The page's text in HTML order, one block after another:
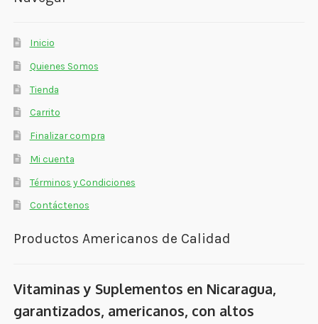
Inicio
Quienes Somos
Tienda
Carrito
Finalizar compra
Mi cuenta
Términos y Condiciones
Contáctenos
Productos Americanos de Calidad
Vitaminas y Suplementos en Nicaragua,
garantizados, americanos, con altos